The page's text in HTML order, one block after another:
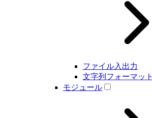
ファイル入出力
文字列フォーマット
モジュール